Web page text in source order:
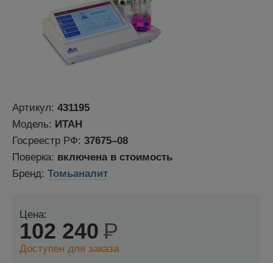
Артикул: 431195
Модель: ИТАН
Госреестр РФ: 37675–08
Поверка: включена в стоимость
Бренд: Томьаналит
Цена:
102 240 Р
Доступен для заказа